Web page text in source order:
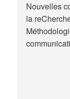
Nouvelles
la